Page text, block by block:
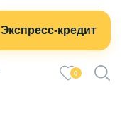
Экспресс-кредит
0